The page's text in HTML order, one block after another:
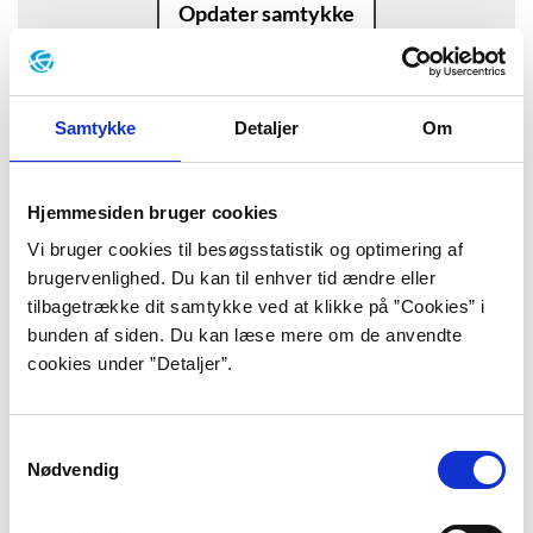
Samtykke Detaljer Om
Hjemmesiden bruger cookies
Vi bruger cookies til besøgsstatistik og optimering af
brugervenlighed. Du kan til enhver tid ændre eller
tilbagetrække dit samtykke ved at klikke på ”Cookies” i
bunden af siden. Du kan læse mere om de anvendte
cookies under ”Detaljer”.
Nødvendig
Opdater samtykke
Baggrund
“Den løbende og urolige omlægning af
vaner, bekymringerne og
overvejelserne, rutinerne og
skemaerne – alt dette lå som et tungt
åg på de to unge voksne. De havde en
intuitiv opfattelse af at et eller andet
var galt, at livet på en vis måde var det